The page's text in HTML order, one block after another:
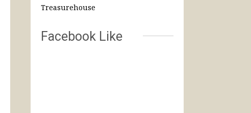
Treasurehouse
Facebook Like